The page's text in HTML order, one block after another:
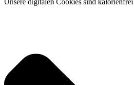
Unsere digitalen Cookies sind kalorienfrei